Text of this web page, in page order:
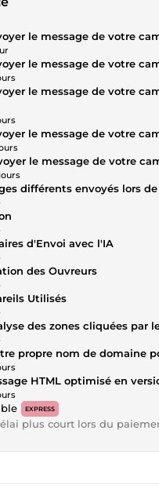
le message de votre
le message de votre
le message de votre
le message de votre
le message de votre
différents envoyés lors
d'Envoi avec l'IA
des Ouvreurs
Utilisés
des zones cliquées par
propre nom de domaine
HTML optimisé en
EXPRESS
plus court lors du